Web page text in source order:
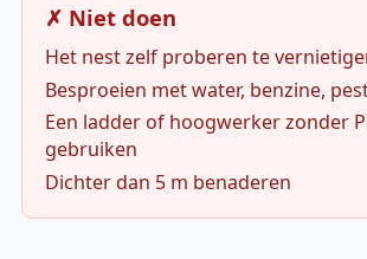
✗ Niet doen
Het nest zelf proberen te
Besproeien met water, benzine,
Een ladder of hoogwerker zonder
gebruiken
Dichter dan 5 m benaderen